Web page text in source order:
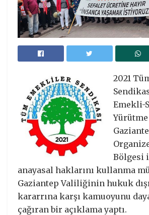
2021
Emekli-
Bölgesi
anayasal haklarını kullanma
Gaziantep Valiliğinin hukuk
kararrına karşı kamuoyunu
çağıran bir açıklama yaptı.